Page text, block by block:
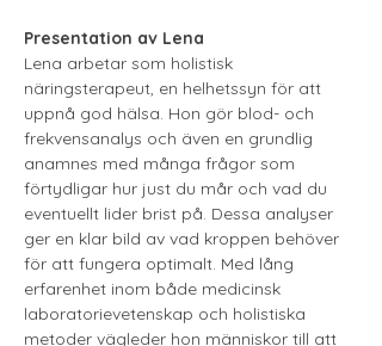
Presentation av Lena
Lena arbetar som holistisk
näringsterapeut, en helhetssyn för att
uppnå god hälsa. Hon gör blod- och
frekvensanalys och även en grundlig
anamnes med många frågor som
förtydligar hur just du mår och vad du
eventuellt lider brist på. Dessa analyser
ger en klar bild av vad kroppen behöver
för att fungera optimalt. Med lång
erfarenhet inom både medicinsk
laboratorievetenskap och holistiska
metoder vägleder hon människor till att